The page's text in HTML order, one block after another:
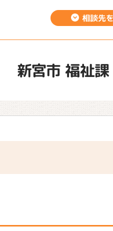
相談先
新宮市 福祉課